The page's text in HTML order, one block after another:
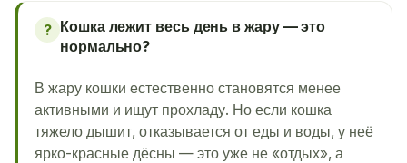
? Кошка лежит весь день в жару — это
нормально?
В жару кошки естественно становятся менее
активными и ищут прохладу. Но если кошка
тяжело дышит, отказывается от еды и воды, у неё
ярко-красные дёсны — это уже не «отдых», а